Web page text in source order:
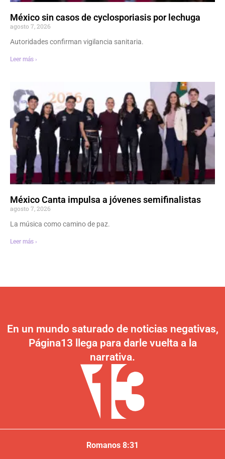
México sin casos de cyclosporiasis por lechuga
agosto 7, 2026
Autoridades confirman vigilancia sanitaria.
Leer más ›
México Canta impulsa a jóvenes semifinalistas
agosto 7, 2026
La música como camino de paz.
Leer más ›
En un mundo saturado de noticias negativas,
Página13 llega para darle vuelta a la
narrativa.
Romanos 8:31